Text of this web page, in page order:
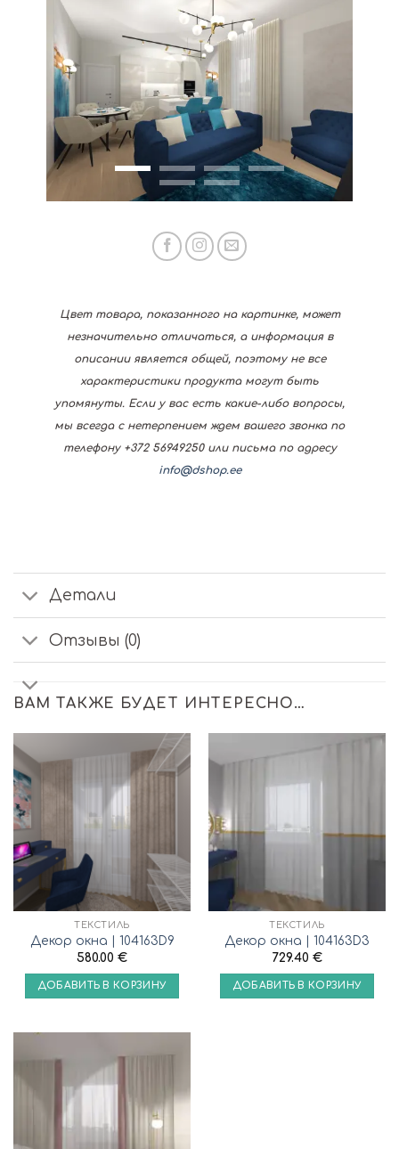
Цвет товара, показанного на картинке, может
незначительно отличаться, а информация в
описании является общей, поэтому не все
характеристики продукта могут быть
упомянуты. Если у вас есть какие-либо вопросы,
мы всегда с нетерпением ждем вашего звонка по
телефону +372 56949250 или письма по адресу
info@dshop.ee
Детали
Отзывы (0)
ВАМ ТАКЖЕ БУДЕТ ИНТЕРЕСНО…
ТЕКСТИЛЬ
Декор окна | 104163D9
580.00 €
ДОБАВИТЬ В КОРЗИНУ
ТЕКСТИЛЬ
Декор окна | 104163D3
729.40 €
ДОБАВИТЬ В КОРЗИНУ